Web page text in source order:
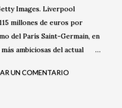
Images. Liverpool
millones de euros por
del París Saint-Germain, en
ambiciosas del actual
jóvenes del fútbol
UN COMENTARIO